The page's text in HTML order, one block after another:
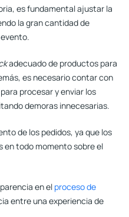
es fundamental ajustar la
la gran cantidad de
adecuado de productos para
es necesario contar con
procesar y enviar los
demoras innecesarias.
de los pedidos, ya que los
en todo momento sobre el
en el proceso de
entre una experiencia de